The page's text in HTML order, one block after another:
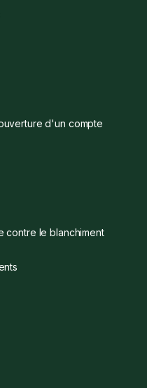
d'un compte
contre le blanchiment